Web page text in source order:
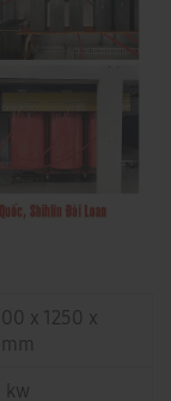
x 1250 x
kw